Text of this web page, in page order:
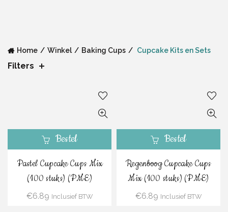
Home Winkel Baking Cups Cupcake Kits en Sets
Filters
Bestel
Pastel Cupcake Cups Mix
(100 stuks) (PME)
€6.89 Inclusief BTW
Bestel
Regenboog Cupcake Cups
Mix (100 stuks) (PME)
€6.89 Inclusief BTW